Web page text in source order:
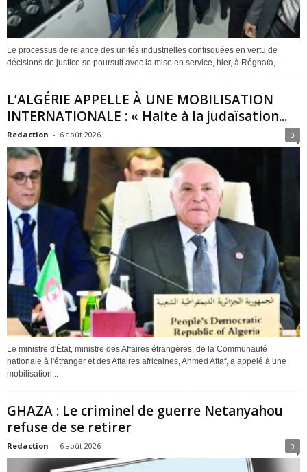
Le processus de relance des unités industrielles confisquées en vertu de
décisions de justice se poursuit avec la mise en service, hier, à Réghaïa,...
L’ALGÉRIE APPELLE À UNE MOBILISATION
INTERNATIONALE : « Halte à la judaïsation...
Redaction - 6 août 2026 0
Le ministre d'État, ministre des Affaires étrangères, de la Communauté
nationale à l'étranger et des Affaires africaines, Ahmed Attaf, a appelé à une
mobilisation...
GHAZA : Le criminel de guerre Netanyahou
refuse de se retirer
Redaction - 6 août 2026 0